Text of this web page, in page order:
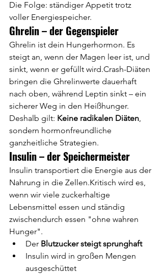
Die Folge: ständiger Appetit trotz
voller Energiespeicher.
Ghrelin – der Gegenspieler
Ghrelin ist dein Hungerhormon. Es
steigt an, wenn der Magen leer ist, und
sinkt, wenn er gefüllt wird.Crash-Diäten
bringen die Ghrelinwerte dauerhaft
nach oben, während Leptin sinkt – ein
sicherer Weg in den Heißhunger.
Deshalb gilt: Keine radikalen Diäten,
sondern hormonfreundliche
ganzheitliche Strategien.
Insulin – der Speichermeister
Insulin transportiert die Energie aus der
Nahrung in die Zellen.Kritisch wird es,
wenn wir viele zuckerhaltige
Lebensmittel essen und ständig
zwischendurch essen "ohne wahren
Hunger".
Der Blutzucker steigt sprunghaft
Insulin wird in großen Mengen
ausgeschüttet